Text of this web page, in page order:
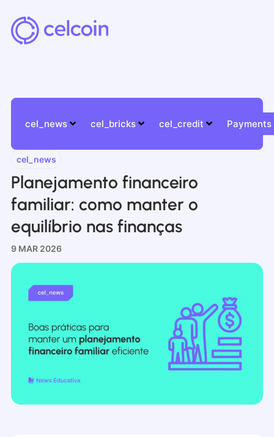
cel_news cel_bricks cel_credit Payments
cel_news
Planejamento financeiro
familiar: como manter o
equilíbrio nas finanças
9 MAR 2026